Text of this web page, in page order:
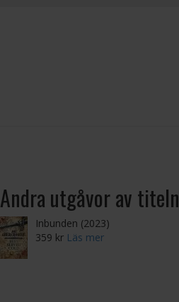
Andra utgåvor av titeln
Inbunden (2023)
359 kr Läs mer